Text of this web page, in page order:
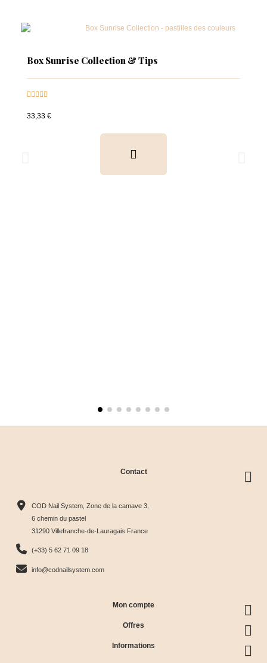
Box Sunrise Collection & Tips

33,33 €
Contact
COD Nail System, Zone de la camave 3,
6 chemin du pastel
31290 Villefranche-de-Lauragais France
(+33) 5 62 71 09 18
info@codnailsystem.com
Mon compte
Offres
Informations